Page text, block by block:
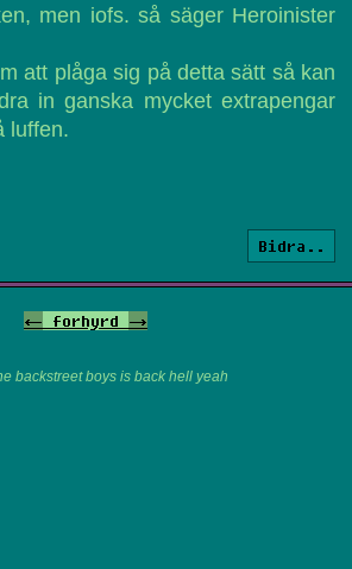
men iofs. så säger Heroinister
att plåga sig på detta sätt så kan
in ganska mycket extrapengar
luffen.
Bidra..
<- forhyrd ->
backstreet boys is back hell yeah